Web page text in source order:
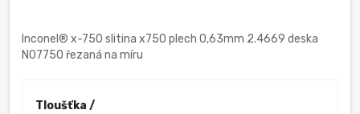
Inconel® x-750 slitina x750 plech 0,63mm 2.4669 deska
N07750 řezaná na míru
Tloušťka /